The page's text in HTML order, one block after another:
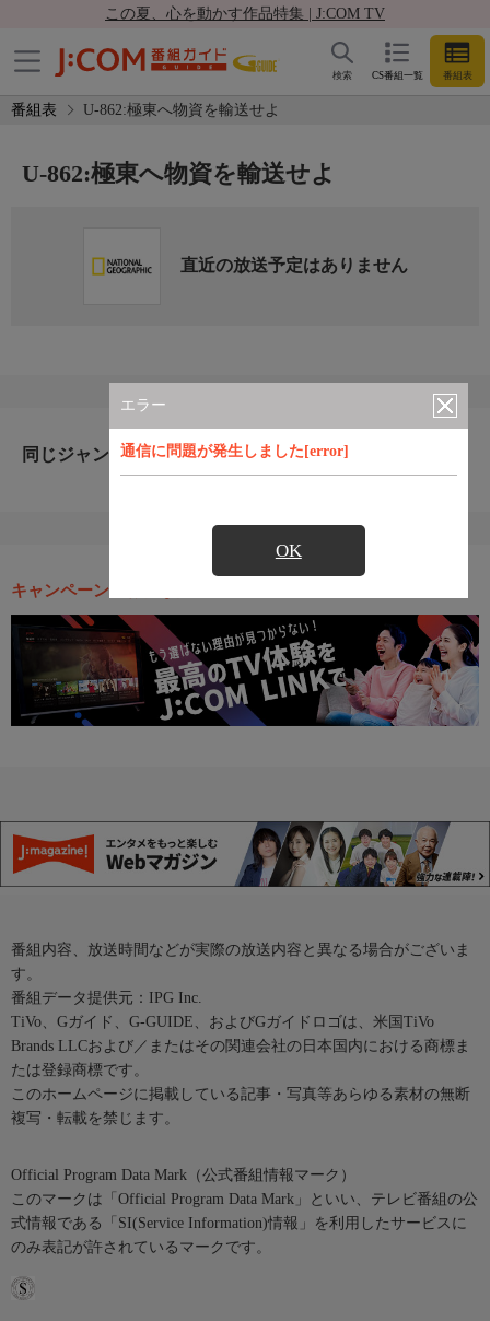
この夏、心を動かす作品特集 | J:COM TV
CS番組一覧 番組表
検索
番組表 U-862:極東へ物資を輸送せよ
エラー
通信に問題が発生しました[error]
OK
U-862:極東へ物資を輸送せよ
直近の放送予定はありません
同じジャンルのおすすめ番組
キャンペーン・お得な情報
番組内容、放送時間などが実際の放送内容と異なる場合がございま
す。
番組データ提供元：IPG Inc.
TiVo、Gガイド、G-GUIDE、およびGガイドロゴは、米国TiVo
Brands LLCおよび／またはその関連会社の日本国内における商標ま
たは登録商標です。
このホームページに掲載している記事・写真等あらゆる素材の無断
複写・転載を禁じます。
Official Program Data Mark（公式番組情報マーク）
このマークは「Official Program Data Mark」といい、テレビ番組の公
式情報である「SI(Service Information)情報」を利用したサービスに
のみ表記が許されているマークです。